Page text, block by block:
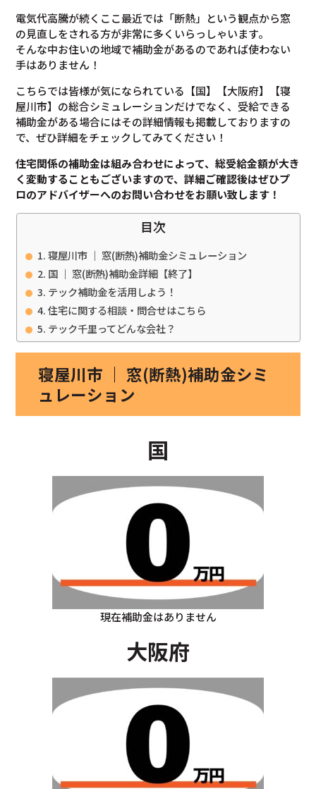
電気代高騰が続くここ最近では「断熱」という観点から窓
の見直しをされる方が非常に多くいらっしゃいます。
そんな中お住いの地域で補助金があるのであれば使わない
手はありません！
こちらでは皆様が気になられている【国】【大阪府】【寝
屋川市】の総合シミュレーションだけでなく、受給できる
補助金がある場合にはその詳細情報も掲載しておりますの
で、ぜひ詳細をチェックしてみてください！
住宅関係の補助金は組み合わせによって、総受給金額が大き
く変動することもございますので、詳細ご確認後はぜひプ
ロのアドバイザーへのお問い合わせをお願い致します！
目次
寝屋川市 ｜ 窓(断熱)補助金シミュレーション
国 ｜ 窓(断熱)補助金詳細【終了】
テック補助金を活用しよう！
住宅に関する相談・問合せはこちら
テック千里ってどんな会社？
寝屋川市 ｜ 窓(断熱)補助金シミ
ュレーション
国
現在補助金はありません
大阪府